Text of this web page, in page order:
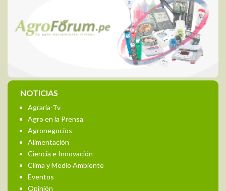
NOTICIAS
Agraria-Tv
Agro en la Prensa
Agronegocios
Alimentación
Ciencia e Innovación
Clima y Medio Ambiente
Eventos
Opinión